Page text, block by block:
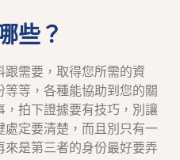
些？
需要，取得您所需的資
等，各種能協助到您的關
拍下證據要有技巧，別讓
定要清楚，而且別只有一
是第三者的身份最好要弄